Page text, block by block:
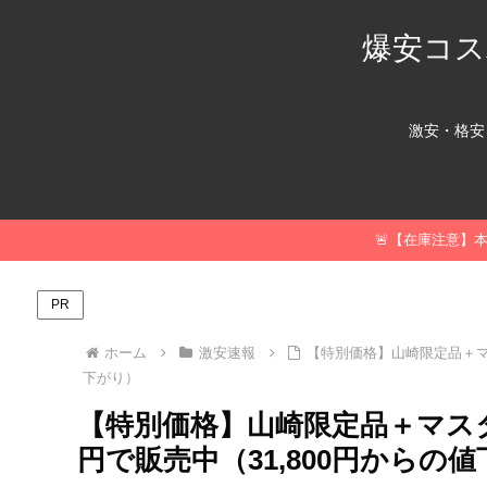
爆安コ
激安・格
🚨【在庫注意】
PR
ホーム 激安速報
【特別価格】山崎限定品
下がり）
【特別価格】山崎限定品＋マ
円で販売中（31,800円からの値